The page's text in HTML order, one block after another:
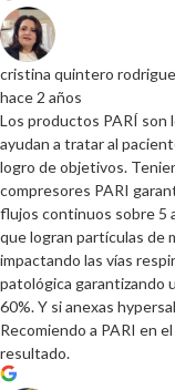
cristina quintero
hace 2 años
Los productos PARÍ son
ayudan a tratar al
logro de objetivos.
compresores PARI
flujos continuos sobre 5
que logran partículas de
impactando las vías
patológica garantizando
60%. Y si anexas
Recomiendo a PARI en
resultado.